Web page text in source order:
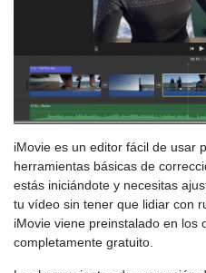
iMovie es un editor fácil de usar
herramientas básicas de
estás iniciándote y necesitas
tu vídeo sin tener que lidiar con
iMovie viene preinstalado en los
completamente gratuito.